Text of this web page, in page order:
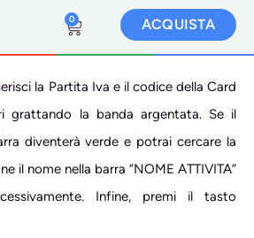
0 ACQUISTA
la Partita Iva e il codice della Card
grattando la banda argentata. Se il
diventerà verde e potrai cercare la
il nome nella barra “NOME ATTIVITA”
Infine, premi il tasto